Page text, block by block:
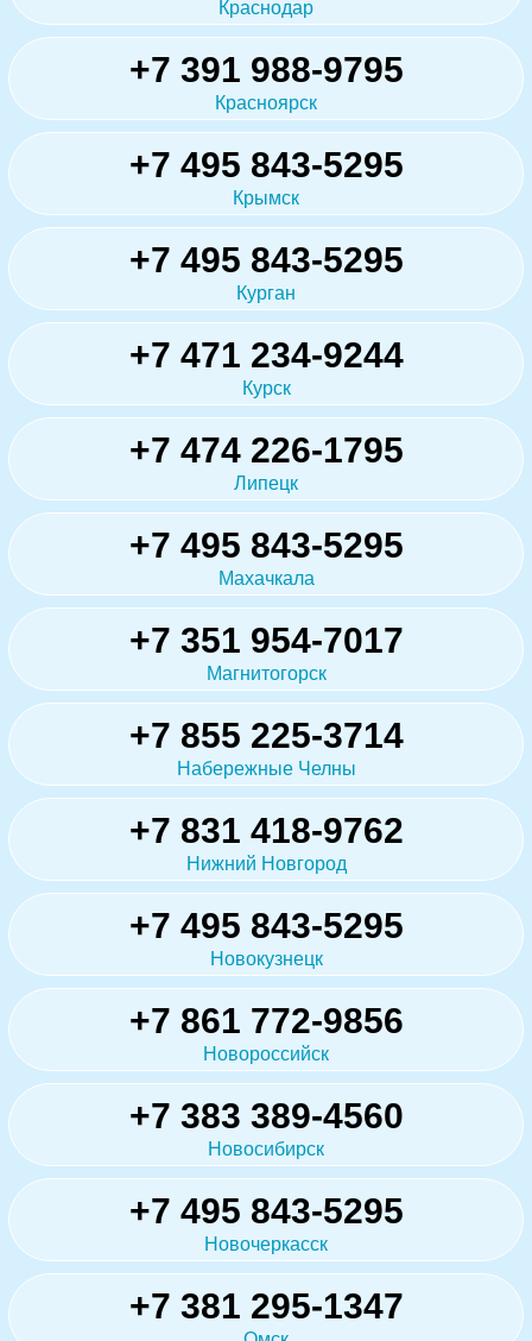
Краснодар
+7 391 988-9795
Красноярск
+7 495 843-5295
Крымск
+7 495 843-5295
Курган
+7 471 234-9244
Курск
+7 474 226-1795
Липецк
+7 495 843-5295
Махачкала
+7 351 954-7017
Магнитогорск
+7 855 225-3714
Набережные Челны
+7 831 418-9762
Нижний Новгород
+7 495 843-5295
Новокузнецк
+7 861 772-9856
Новороссийск
+7 383 389-4560
Новосибирск
+7 495 843-5295
Новочеркасск
+7 381 295-1347